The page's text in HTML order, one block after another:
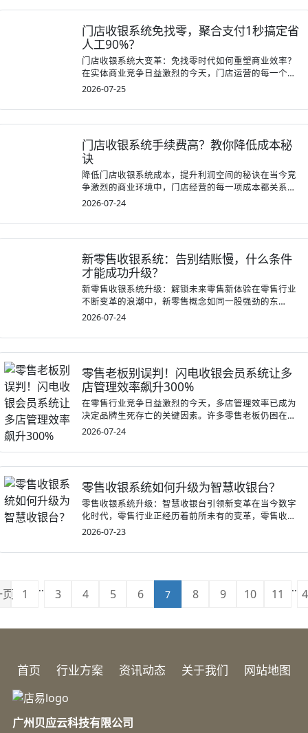
门店收银系统免找零，聚合支付1秒搞定省
人工90%？
门店收银系统大变革：免找零时代如何重塑商业效率？
在实体商业竞争日益激烈的今天，门店运营的每一个
环...
2026-07-25
门店收银系统手续费高？教你降低成本秘
诀
降低门店收银系统成本，提升利润空间的秘诀在当今竞
争激烈的商业环境中，门店经营的每一项成本都关系
到...
2026-07-24
新零售收银系统：告别结账慢，什么条件
才能成功升级？
新零售收银系统升级：解锁未来零售新体验在零售行业
不断变革的浪潮中，新零售概念如同一股强劲的东
风，...
2026-07-24
零售老板别误判！闪电收银会员系统让多
店管理效率飙升300%
在零售行业竞争日益激烈的今天，多店管理效率已成为
决定品牌生死存亡的关键因素。许多零售老板仍困在
传...
2026-07-24
零售收银系统如何升级为智慧收银台？
零售收银系统升级：智慧收银台引领新变革在当今数字
化时代，零售行业正经历着前所未有的变革，零售收
银...
2026-07-23
1 .. 3 4 5 6 7 8 9 10 11 ..
首页 行业方案 资讯动态 关于我们 网站地图
广州贝应云科技有限公司